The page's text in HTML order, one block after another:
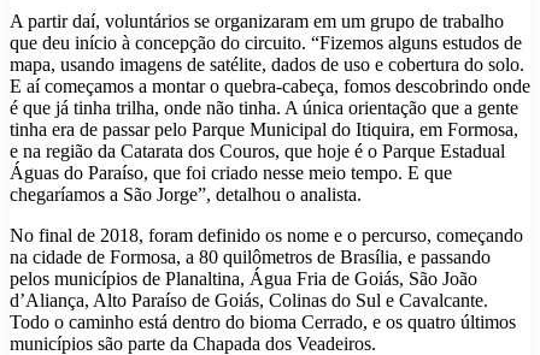
A partir daí, voluntários se organizaram em um grupo de trabalho
que deu início à concepção do circuito. “Fizemos alguns estudos de
mapa, usando imagens de satélite, dados de uso e cobertura do solo.
E aí começamos a montar o quebra-cabeça, fomos descobrindo onde
é que já tinha trilha, onde não tinha. A única orientação que a gente
tinha era de passar pelo Parque Municipal do Itiquira, em Formosa,
e na região da Catarata dos Couros, que hoje é o Parque Estadual
Águas do Paraíso, que foi criado nesse meio tempo. E que
chegaríamos a São Jorge”, detalhou o analista.
No final de 2018, foram definido os nome e o percurso, começando
na cidade de Formosa, a 80 quilômetros de Brasília, e passando
pelos municípios de Planaltina, Água Fria de Goiás, São João
d’Aliança, Alto Paraíso de Goiás, Colinas do Sul e Cavalcante.
Todo o caminho está dentro do bioma Cerrado, e os quatro últimos
municípios são parte da Chapada dos Veadeiros.